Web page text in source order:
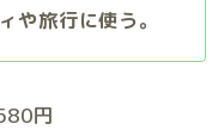
旅行に使う。
円